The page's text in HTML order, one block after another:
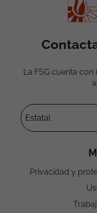
La FSG cuenta
Privacidad y